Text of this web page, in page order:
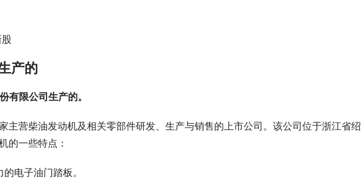
产的
有限公司生产的。
主营柴油发动机及相关零部件研发、生产与销售的上市公司。该公司位于浙江省
的一些特点：
电子油门踏板。